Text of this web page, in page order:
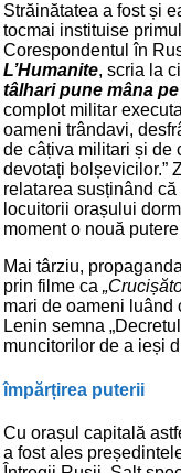
Străinătatea a fost și
tocmai instituise
Corespondentul în
L’Humanite, scria la
tâlhari pune mâna
complot militar
oameni trândavi,
de câțiva militari și de
devotați bolșevicilor.”
relatarea susținând
locuitorii orașului
moment o nouă
Mai târziu,
prin filme ca
mari de oameni luând
Lenin semna
muncitorilor de a ieși
împărțirea puterii
Cu orașul capitală
a fost ales